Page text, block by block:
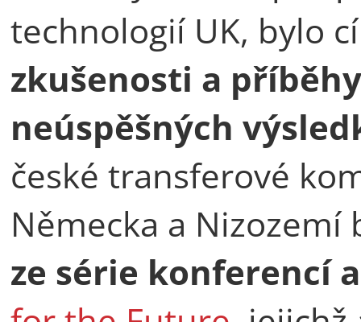
technologií UK, bylo
zkušenosti a
neúspěšných
české transferové
Německa a
ze série konferencí